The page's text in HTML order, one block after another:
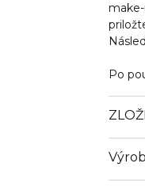
Po